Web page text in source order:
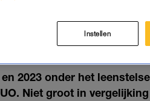
10-01-2025 |
2023 onder het
Niet groot in
Instellen